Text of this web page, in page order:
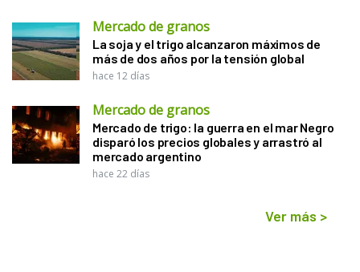
Mercado de granos
La soja y el trigo alcanzaron máximos de
más de dos años por la tensión global
hace 12 días
Mercado de granos
Mercado de trigo: la guerra en el mar Negro
disparó los precios globales y arrastró al
mercado argentino
hace 22 días
Ver más >